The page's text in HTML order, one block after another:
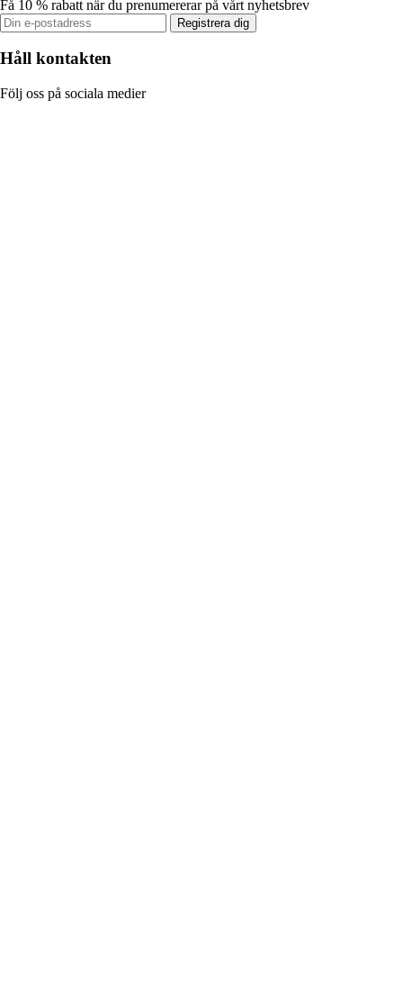
Få 10 % rabatt när du prenumererar på vårt nyhetsbrev
Registrera dig
Håll kontakten
Följ oss på sociala medier